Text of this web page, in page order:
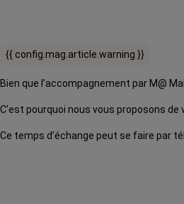
{{ config.mag.article.warning }}
Bien que l’accompagnement par M@
C’est pourquoi nous vous proposons
Ce temps d’échange peut se faire par